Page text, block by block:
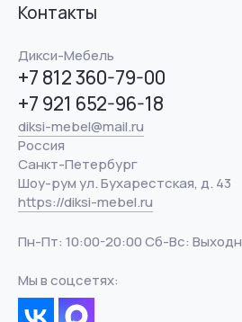
Контакты
Дикси-Мебель
+7 812 360-79-00
+7 921 652-96-18
diksi-mebel@mail.ru
Россия
Санкт-Петербург
Шоу-рум ул. Бухарестская, д. 43
https://diksi-mebel.ru
Пн-Пт: 10:00-20:00 Сб-Вс:
Мы в соцсетях: